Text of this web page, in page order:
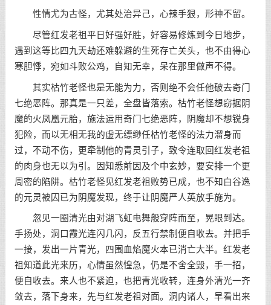
性情尤为古怪，尤其处治异己，心辣手狠，形神不留。
尽管红发老祖平日好强好胜，好容易修炼到今日地步，
遇到这等比四九天劫还难躲避的生死存亡关头，也不由得心
寒胆悸，宛如斗败公鸡，自知无幸，呆在那里做声不得。
其实枯竹老怪也是无能为力，否则绝不会任他破去奇门
七绝恶阵。那真是一只差，全盘皆落索。枯竹老怪想窃据阴
魔的火凤凰元胎，施法运用奇门七绝恶阵，阴魔却不想锐身
犯险，而以无相无我的虚无缥缈任枯竹老怪的法力溜身而
过，不动不伤，更牵制他的青灵引子，致令连取回红发老祖
的肉身也无以为引。因知悉前因及个中玄妙，要安排一个更
周密的陷阱。枯竹老怪见红发老祖败势已成，也不知白谷逸
的元灵被囚已为阴魔发现，终于让阴魔严人英放手施为。
忽见一圈清光由对湖飞虹电舞般穿阵而至，晃眼到达。
手扬处，洞口霞光连闪几闪，反五行禁制便自收去。并把手
一接，发出一片青光，四围血焰魔火本已消亡大半。红发老
祖知道此光来历，心情虽然惶急，仍是不舍全毁，手一招，
便自收去。来人也不紧迫，也把青光收转，连身外清光一齐
敛去，落下身来，先与红发老祖对面。洞内诸人，早看出来